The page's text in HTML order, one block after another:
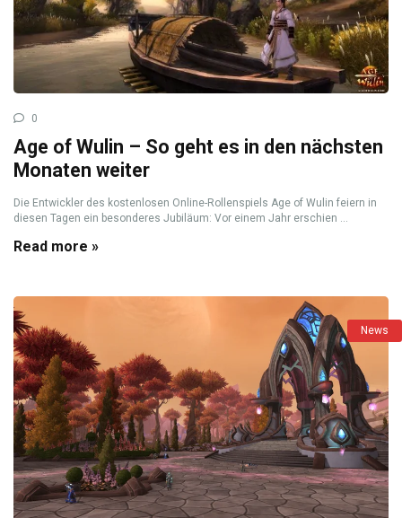
0
Age of Wulin – So geht es in den nächsten
Monaten weiter
Die Entwickler des kostenlosen Online-Rollenspiels Age of Wulin feiern in
diesen Tagen ein besonderes Jubiläum: Vor einem Jahr erschien ...
Read more »
News